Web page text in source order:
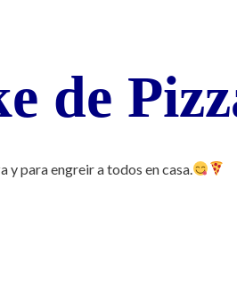
de
y para engreir a todos en casa.